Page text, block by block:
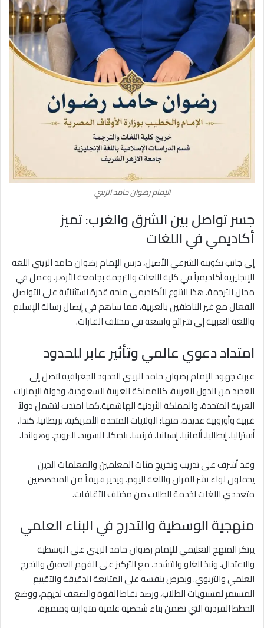
الإمام رضوان حامد الزيني
جسر تواصل بين الشرق والغرب: تميز
أكاديمي في اللغات
إلى جانب تكوينه الشرعي الأصيل، درس الإمام رضوان حامد الزيني اللغة
الإنجليزية أكاديمياً في كلية اللغات والترجمة بجامعة الأزهر، وعمل في
مجال الترجمة. هذا التنوع الأكاديمي منحه قدرة استثنائية على التواصل
الفعال مع غير الناطقين بالعربية، مما ساهم في إيصال رسالة الإسلام
واللغة العربية إلى شرائح واسعة في مختلف القارات.
امتداد دعوي عالمي وتأثير عابر للحدود
عبرت جهود الإمام رضوان حامد الزيني الحدود الجغرافية لتصل إلى
العديد من الدول العربية، كالمملكة العربية السعودية، ودولة الإمارات
العربية المتحدة، والمملكة الأردنية الهاشمية.كما امتدت لتشمل دولاً
غربية وأوروبية عديدة، منها: الولايات المتحدة الأمريكية، بريطانيا، كندا،
أستراليا، إيطاليا، ألمانيا، إسبانيا، فرنسا، بلجيكا، السويد، النرويج، وهولندا.
وقد أشرف على تدريب وتخريج مئات المعلمين والمعلمات الذين
يحملون لواء نشر القرآن واللغة اليوم، ويدير فريقاً من المتخصصين
متعددي اللغات لخدمة الطلاب من مختلف الثقافات.
منهجية الوسطية والتدرج في البناء العلمي
يرتكز المنهج التعليمي للإمام رضوان حامد الزيني على الوسطية
والاعتدال، ونبذ الغلو والتشدد، مع التركيز على الفهم العميق والتدرج
العلمي والتربوي. ويحرص بنفسه على المتابعة الدقيقة والتقييم
المستمر لمستويات الطلاب، ورصد نقاط القوة والضعف لديهم، ووضع
الخطط الفردية التي تضمن بناء شخصية علمية متوازنة ومتميزة.